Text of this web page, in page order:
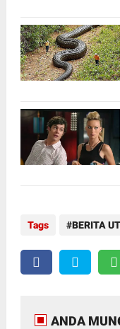
Tags BERITA
ANDA